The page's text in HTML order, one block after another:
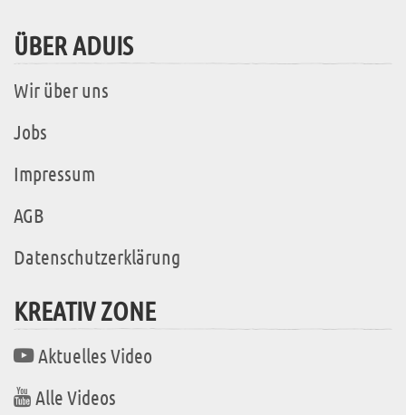
ÜBER ADUIS
Wir über uns
Jobs
Impressum
AGB
Datenschutzerklärung
KREATIV ZONE
Aktuelles Video
Alle Videos